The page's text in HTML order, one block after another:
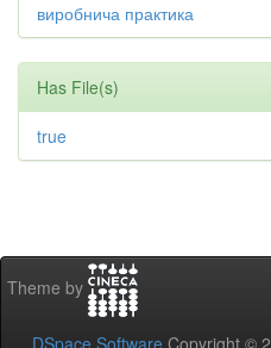
виробнича практика
Has File(s)
true
Theme by
DSpace Software Copyright ©